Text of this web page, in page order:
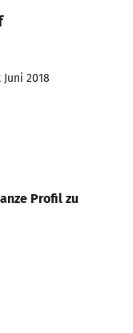
2018
Profil zu